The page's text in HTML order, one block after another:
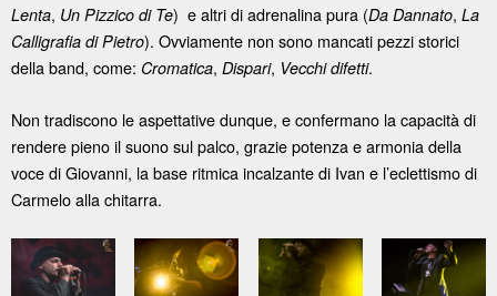
Lenta, Un Pizzico di Te) e altri di adrenalina pura (Da Dannato, La
Calligrafia di Pietro). Ovviamente non sono mancati pezzi storici
della band, come: Cromatica, Dispari, Vecchi difetti.
Non tradiscono le aspettative dunque, e confermano la capacità di
rendere pieno il suono sul palco, grazie potenza e armonia della
voce di Giovanni, la base ritmica incalzante di Ivan e l’eclettismo di
Carmelo alla chitarra.